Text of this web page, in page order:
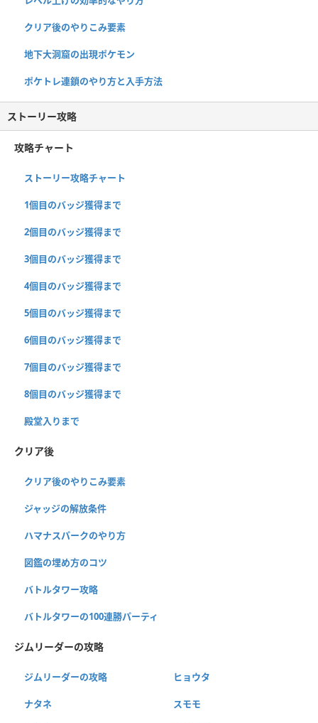
クリア後のやりこみ要素
地下大洞窟の出現ポケモン
ポケトレ連鎖のやり方と入手方法
ストーリー攻略
攻略チャート
ストーリー攻略チャート
1個目のバッジ獲得まで
2個目のバッジ獲得まで
3個目のバッジ獲得まで
4個目のバッジ獲得まで
5個目のバッジ獲得まで
6個目のバッジ獲得まで
7個目のバッジ獲得まで
8個目のバッジ獲得まで
殿堂入りまで
クリア後
クリア後のやりこみ要素
ジャッジの解放条件
ハマナスパークのやり方
図鑑の埋め方のコツ
バトルタワー攻略
バトルタワーの100連勝パーティ
ジムリーダーの攻略
ジムリーダーの攻略 ヒョウタ
ナタネ スモモ